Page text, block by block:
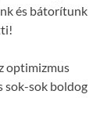
és bátorítunk
optimizmus
sok-sok boldog